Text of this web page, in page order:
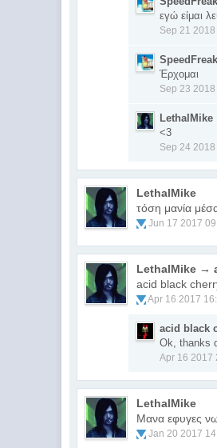
εγώ είμαι
Sep 21
SpeedFreak
Έρχομαι
Sep 23
LethalMike
<3
Sep 24
LethalMike
τόση μανία
Jun 17 2017
LethalMike →
acid black
Apr 16 2017
acid black
Ok, thanks
Apr 16 2017
LethalMike
Μανα εφυγες
Jan 20 2017